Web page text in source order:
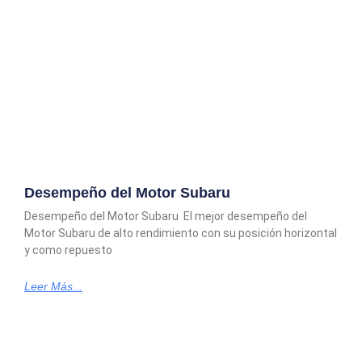
Desempeño del Motor Subaru
Desempeño del Motor Subaru El mejor desempeño del
Motor Subaru de alto rendimiento con su posición horizontal
y como repuesto
Leer Más...